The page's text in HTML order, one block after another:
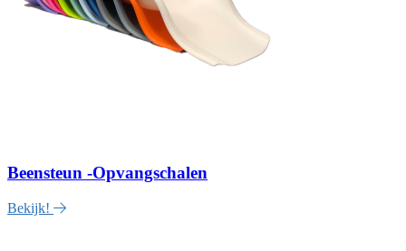
Beensteun -Opvangschalen
Bekijk!